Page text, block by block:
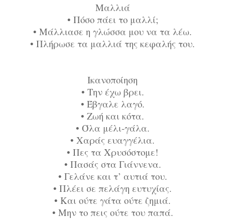
Μαλλιά
• Πόσο πάει το μαλλί;
• Μάλλιασε η γλώσσα μου να τα λέω.
• Πλήρωσε τα μαλλιά της κεφαλής του.
Ικανοποίηση
• Την έχω βρει.
• Έβγαλε λαγό.
• Ζωή και κότα.
• Όλα μέλι-γάλα.
• Χαράς ευαγγέλια.
• Πες τα Χρυσόστομε!
• Πασάς στα Γιάννενα.
• Γελάνε και τ’ αυτιά του.
• Πλέει σε πελάγη ευτυχίας.
• Και ούτε γάτα ούτε ζημιά.
• Μην το πεις ούτε του παπά.